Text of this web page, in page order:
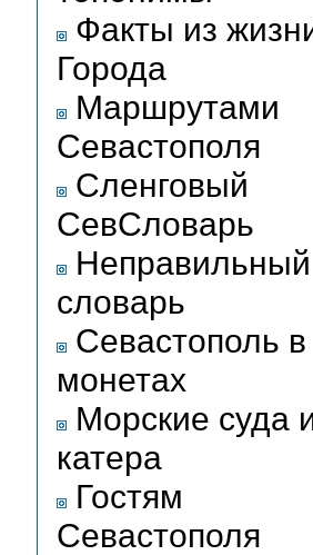
Факты из
Города
Маршрутами
Севастополя
Сленговый
СевСловарь
Неправильный
словарь
Севастополь в
монетах
Морские суда
катера
Гостям
Севастополя